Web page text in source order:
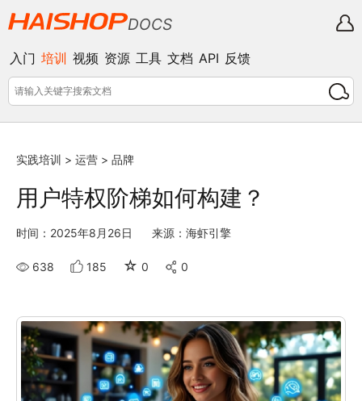
DOCS
入门 培训 视频 资源 工具 文档 API 反馈
实践培训 > 运营 > 品牌
用户特权阶梯如何构建？
时间：2025年8月26日 来源：海虾引擎
638 185 ☆ 0 0